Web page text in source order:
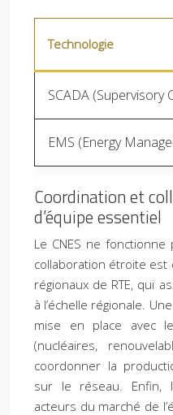
Technologie
SCADA (Supervisory
EMS (Energy
Coordination et
d’équipe essentiel
Le CNES ne
collaboration étroite
régionaux de RTE, qui
à l’échelle régionale.
mise en place avec
(nucléaires,
coordonner la
sur le réseau. Enfin,
acteurs du marché de